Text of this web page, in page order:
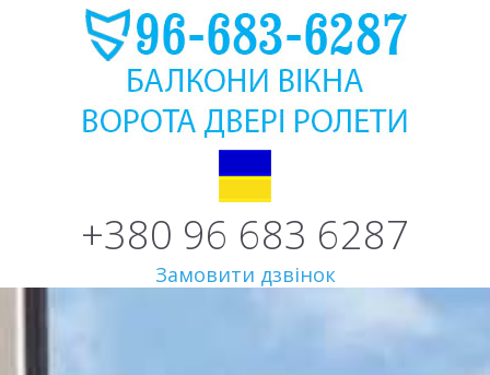
+380 96 683 6287
Замовити дзвінок